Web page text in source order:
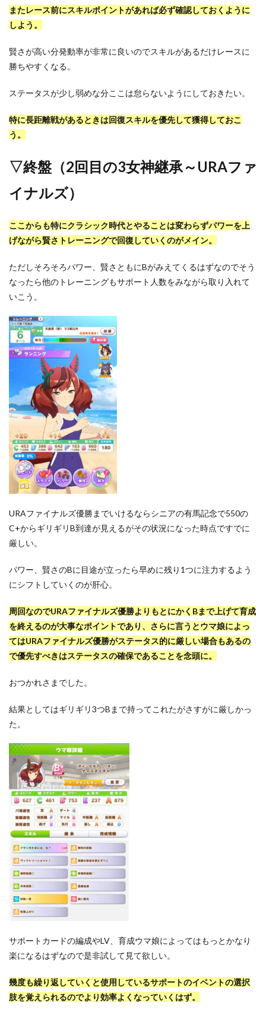
またレース前にスキルポイントがあれば必ず確認しておくように
しよう。
賢さが高い分発動率が非常に良いのでスキルがあるだけレースに
勝ちやすくなる。
ステータスが少し弱めな分ここは怠らないようにしておきたい。
特に長距離戦があるときは回復スキルを優先して獲得しておこ
う。
▽終盤（2回目の3女神継承～URAファ
イナルズ）
ここからも特にクラシック時代とやることは変わらずパワーを上
げながら賢さトレーニングで回復していくのがメイン。
ただしそろそろパワー、賢さともにBがみえてくるはずなのでそう
なったら他のトレーニングもサポート人数をみながら取り入れて
いこう。
URAファイナルズ優勝までいけるならシニアの有馬記念で550の
C+からギリギリB到達が見えるがその状況になった時点ですでに
厳しい。
パワー、賢さのBに目途が立ったら早めに残り1つに注力するよう
にシフトしていくのが肝心。
周回なのでURAファイナルズ優勝よりもとにかくBまで上げて育成
を終えるのが大事なポイントであり、さらに言うとウマ娘によっ
てはURAファイナルズ優勝がステータス的に厳しい場合もあるの
で優先すべきはステータスの確保であることを念頭に。
おつかれさまでした。
結果としてはギリギリ3つBまで持ってこれたがさすがに厳しかっ
た。
サポートカードの編成やLV、育成ウマ娘によってはもっとかなり
楽になるはずなので是非試して見て欲しい。
幾度も繰り返していくと使用しているサポートのイベントの選択
肢を覚えられるのでより効率よくなっていくはず。